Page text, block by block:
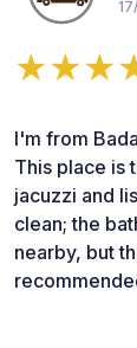
I'm from
This place is
jacuzzi and
clean; the
nearby, but